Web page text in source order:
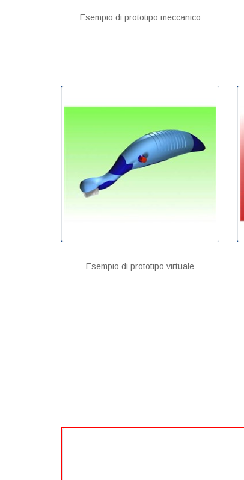
Esempio di prototipo meccanico
Esempio di prototipo virtuale